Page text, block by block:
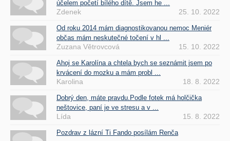
účelem početí bílého dítě. Jsem he ...
Zdenek 25. 10. 2022
Od roku 2014 mám diagnostikovanou nemoc Meniér
občas mám neskutečné točení v hl ...
Zuzana Větrovcová 15. 10. 2022
Ahoj se Karolína a chtela bych se seznámit jsem po
krvácení do mozku a mám probl ...
Karolina 18. 8. 2022
Dobrý den, máte pravdu.Podle fotek má holčička
neštovice, paní je ve stresu a v ...
Lída 15. 8. 2022
Pozdrav z lázní Ti Fando posílám Renča